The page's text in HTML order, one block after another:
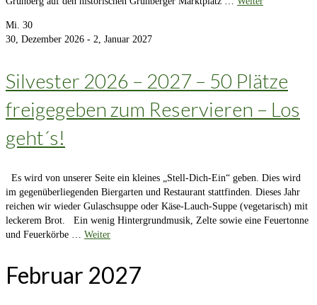
Mi. 30
30, Dezember 2026 - 2, Januar 2027
Silvester 2026 – 2027 – 50 Plätze
freigegeben zum Reservieren – Los
geht´s!
Es wird von unserer Seite ein kleines „Stell-Dich-Ein“ geben. Dies wird
im gegenüberliegenden Biergarten und Restaurant stattfinden. Dieses Jahr
reichen wir wieder Gulaschsuppe oder Käse-Lauch-Suppe (vegetarisch) mit
leckerem Brot. Ein wenig Hintergrundmusik, Zelte sowie eine Feuertonne
und Feuerkörbe … Weiter
Februar 2027